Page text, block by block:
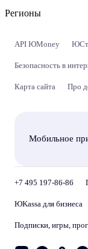
Регионы
API ЮMoney
Безопасность в
Карта сайта Про
Мобильное
+7 495 197-86-86
ЮKassa для бизнеса
Подписки, игры,